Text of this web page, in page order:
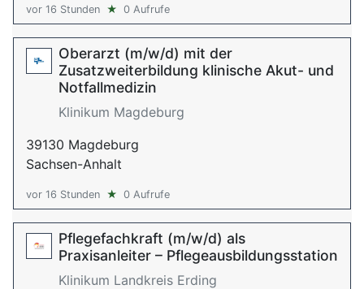
vor 16 Stunden ★ 0 Aufrufe
Oberarzt (m/w/d) mit der
Zusatzweiterbildung klinische Akut- und
Notfallmedizin
Klinikum Magdeburg
39130 Magdeburg
Sachsen-Anhalt
vor 16 Stunden ★ 0 Aufrufe
Pflegefachkraft (m/w/d) als
Praxisanleiter – Pflegeausbildungsstation
Klinikum Landkreis Erding